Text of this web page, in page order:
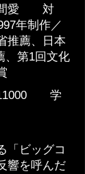
「ビッグコ
響を呼んだ
間愛 対
年制作／
推薦、日本
、第1回文化
11000 学